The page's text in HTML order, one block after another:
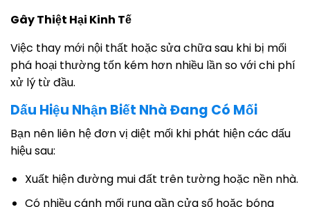
Gây Thiệt Hại Kinh Tế
Việc thay mới nội thất hoặc sửa chữa sau khi bị mối
phá hoại thường tốn kém hơn nhiều lần so với chi phí
xử lý từ đầu.
Dấu Hiệu Nhận Biết Nhà Đang Có Mối
Bạn nên liên hệ đơn vị diệt mối khi phát hiện các dấu
hiệu sau:
Xuất hiện đường mui đất trên tường hoặc nền nhà.
Có nhiều cánh mối rụng gần cửa sổ hoặc bóng